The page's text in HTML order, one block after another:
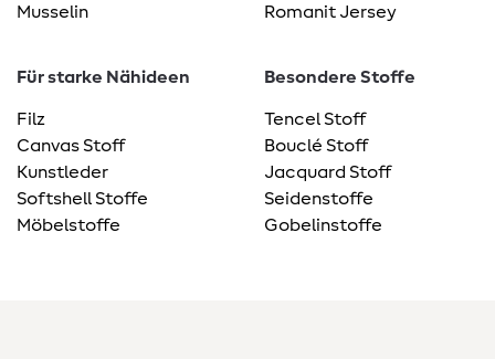
Musselin
Romanit Jersey
Für starke Nähideen
Filz
Canvas Stoff
Kunstleder
Softshell Stoffe
Möbelstoffe
Besondere Stoffe
Tencel Stoff
Bouclé Stoff
Jacquard Stoff
Seidenstoffe
Gobelinstoffe